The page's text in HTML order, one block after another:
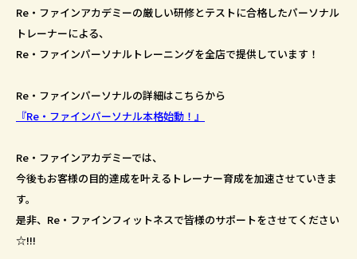
Re・ファインアカデミーの厳しい研修とテストに合格したパーソナル
トレーナーによる、
Re・ファインパーソナルトレーニングを全店で提供しています！
Re・ファインパーソナルの詳細はこちらから
『Re・ファインパーソナル本格始動！』
Re・ファインアカデミーでは、
今後もお客様の目的達成を叶えるトレーナー育成を加速させていきま
す。
是非、Re・ファインフィットネスで皆様のサポートをさせてください
☆!!!